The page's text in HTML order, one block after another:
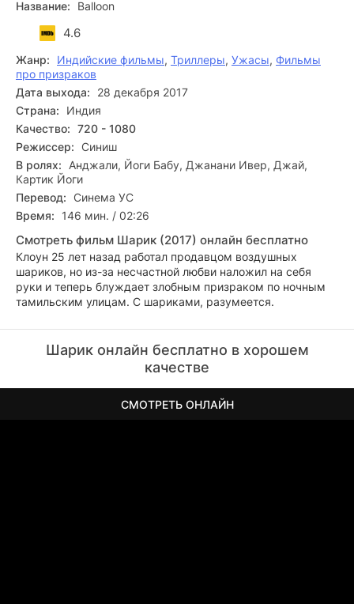
Название: Balloon
4.6
Жанр: Индийские фильмы, Триллеры, Ужасы, Фильмы
про призраков
Дата выхода:
28 декабря 2017
Страна:
Индия
Качество: 720 - 1080
Режиссер: Синиш
В ролях:
Анджали, Йоги Бабу, Джанани Ивер, Джай,
Картик Йоги
Перевод: Синема УС
Время:
146 мин. / 02:26
Смотреть фильм Шарик (2017) онлайн бесплатно
Клоун 25 лет назад работал продавцом воздушных
шариков, но из-за несчастной любви наложил на себя
руки и теперь блуждает злобным призраком по ночным
тамильским улицам. С шариками, разумеется.
Шарик онлайн бесплатно в хорошем
качестве
СМОТРЕТЬ ОНЛАЙН